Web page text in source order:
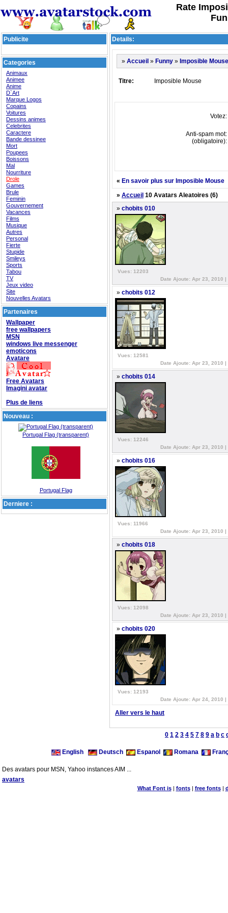
Rate
Publicite
Categories
Animaux
Animee
Anime
D`Art
Marque Logos
Copains
Voitures
Dessins animes
Celebrites
Caractere
Bande dessinee
Mort
Poupees
Boissons
Mal
Nourriture
Drole
Games
Brule
Feminin
Gouvernement
Vacances
Films
Musique
Autres
Personal
Fierte
Stupide
Smileys
Sports
Tabou
TV
Jeux video
Site
Nouvelles Avatars
Partenaires
Wallpaper
free wallpapers
MSN
windows live messenger
emoticons
Avatare
Free Avatars
Imagini avatar
Plus de liens
Nouveau :
Portugal Flag (transparent)
Portugal Flag
Derniere :
Details:
» Accueil » Funny » Imposible Mouse
Titre: Imposible Mouse
Votez:
Anti-spam mot:
(obligatoire):
« En savoir plus sur Imposible Mouse
» Accueil 10 Avatars Aleatoires (6)
» chobits 010
Vues: 12203
Date Ajoute: Apr 23, 2010 |
» chobits 012
Vues: 12581
Date Ajoute: Apr 23, 2010 |
» chobits 014
Vues: 12246
Date Ajoute: Apr 23, 2010 |
» chobits 016
Vues: 11966
Date Ajoute: Apr 23, 2010 |
» chobits 018
Vues: 12098
Date Ajoute: Apr 23, 2010 |
» chobits 020
Vues: 12193
Date Ajoute: Apr 24, 2010 |
Aller vers le haut
0 1 2 3 4 5 7 8 9 a b c
English Deutsch Espanol Romana
Des avatars pour MSN, Yahoo instances AIM ...
avatars
What Font is| fonts| free fonts|